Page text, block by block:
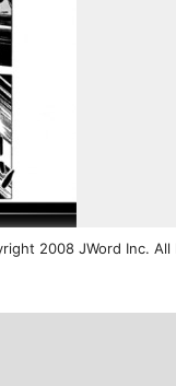
2008 JWord Inc. All